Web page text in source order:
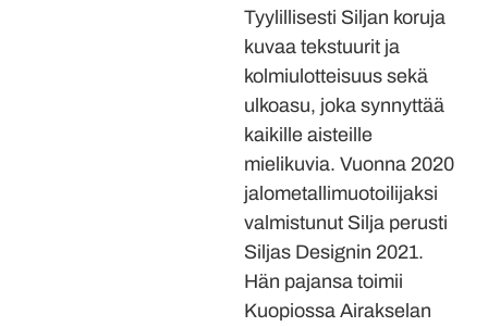
Tyylillisesti Siljan koruja
kuvaa tekstuurit ja
kolmiulotteisuus sekä
ulkoasu, joka synnyttää
kaikille aisteille
mielikuvia. Vuonna 2020
jalometallimuotoilijaksi
valmistunut Silja perusti
Siljas Designin 2021.
Hän pajansa toimii
Kuopiossa Airakselan